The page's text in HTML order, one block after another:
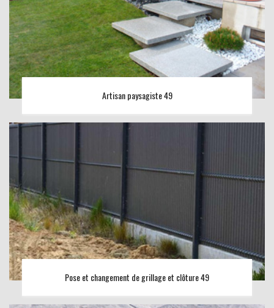
Artisan paysagiste 49
Pose et changement de grillage et clôture 49